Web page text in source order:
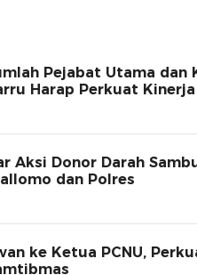
Pejabat Utama dan
Harap Perkuat
Aksi Donor Darah
dan Polres
ke Ketua PCNU,